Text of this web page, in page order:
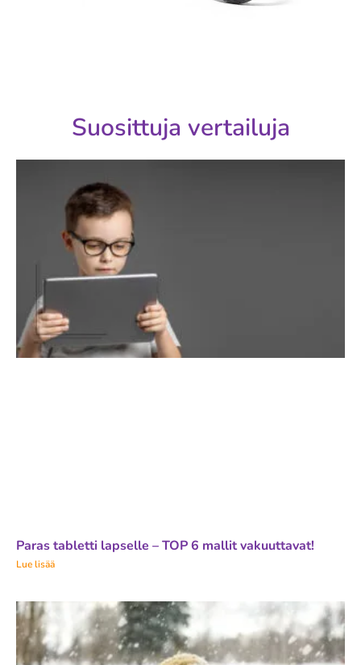
Suosittuja vertailuja
Paras tabletti lapselle – TOP 6 mallit vakuuttavat!
Lue lisää